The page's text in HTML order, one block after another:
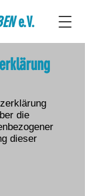
e.V.
die
dieser